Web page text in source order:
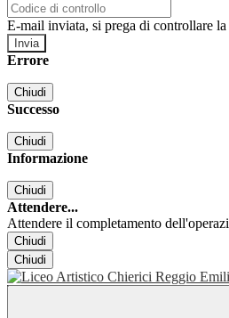
E-mail inviata, si prega di controllare
Errore
Chiudi
Successo
Chiudi
Informazione
Chiudi
Attendere...
Attendere il completamento
Chiudi
Chiudi